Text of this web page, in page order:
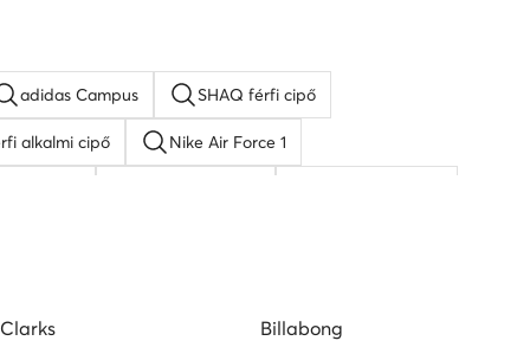
adidas Campus SHAQ férfi cipő
alkalmi cipő Nike Air Force 1
Clarks
Billabong